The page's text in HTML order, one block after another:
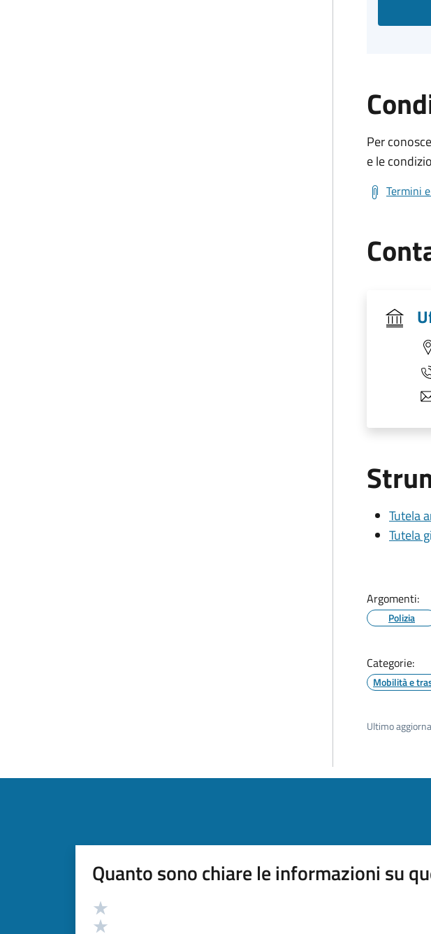
Per
e le
Termini
Tutela
Tutela
Argomenti:
Polizia
Categorie:
Mobilità e
Ultimo
Quanto sono chiare le informazioni su
Valutazione